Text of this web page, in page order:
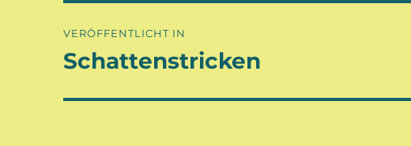
VERÖFFENTLICHT IN
Schattenstricken